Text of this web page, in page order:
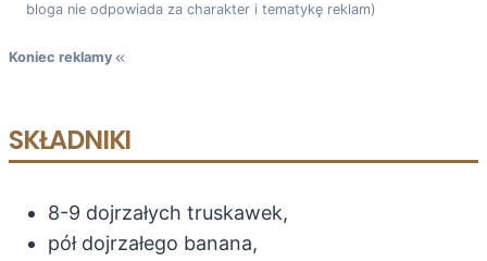
bloga nie odpowiada za charakter i tematykę reklam)
Koniec reklamy
SKŁADNIKI
8-9 dojrzałych truskawek,
pół dojrzałego banana,